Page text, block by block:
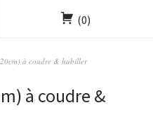
(0)
à coudre & habiller
à coudre &